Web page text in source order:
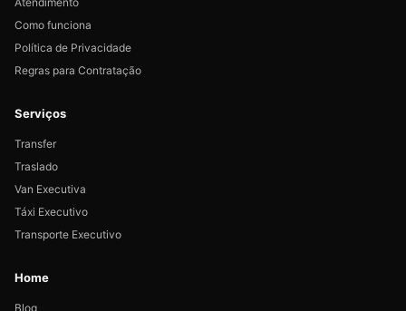
Como funciona
Política de Privacidade
Regras para Contratação
Serviços
Transfer
Traslado
Van Executiva
Táxi Executivo
Transporte Executivo
Home
Blog